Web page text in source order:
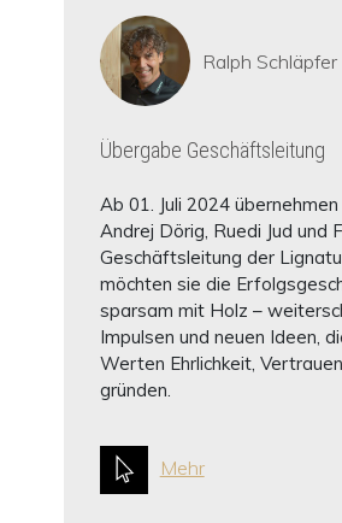
Ralph Schläpfer
Übergabe Geschäftsleitung
Ab 01. Juli 2024
Andrej Dörig, Ruedi Jud und
Geschäftsleitung der
möchten sie die
sparsam mit Holz –
Impulsen und neuen Ideen,
Werten Ehrlichkeit,
gründen.
Mehr